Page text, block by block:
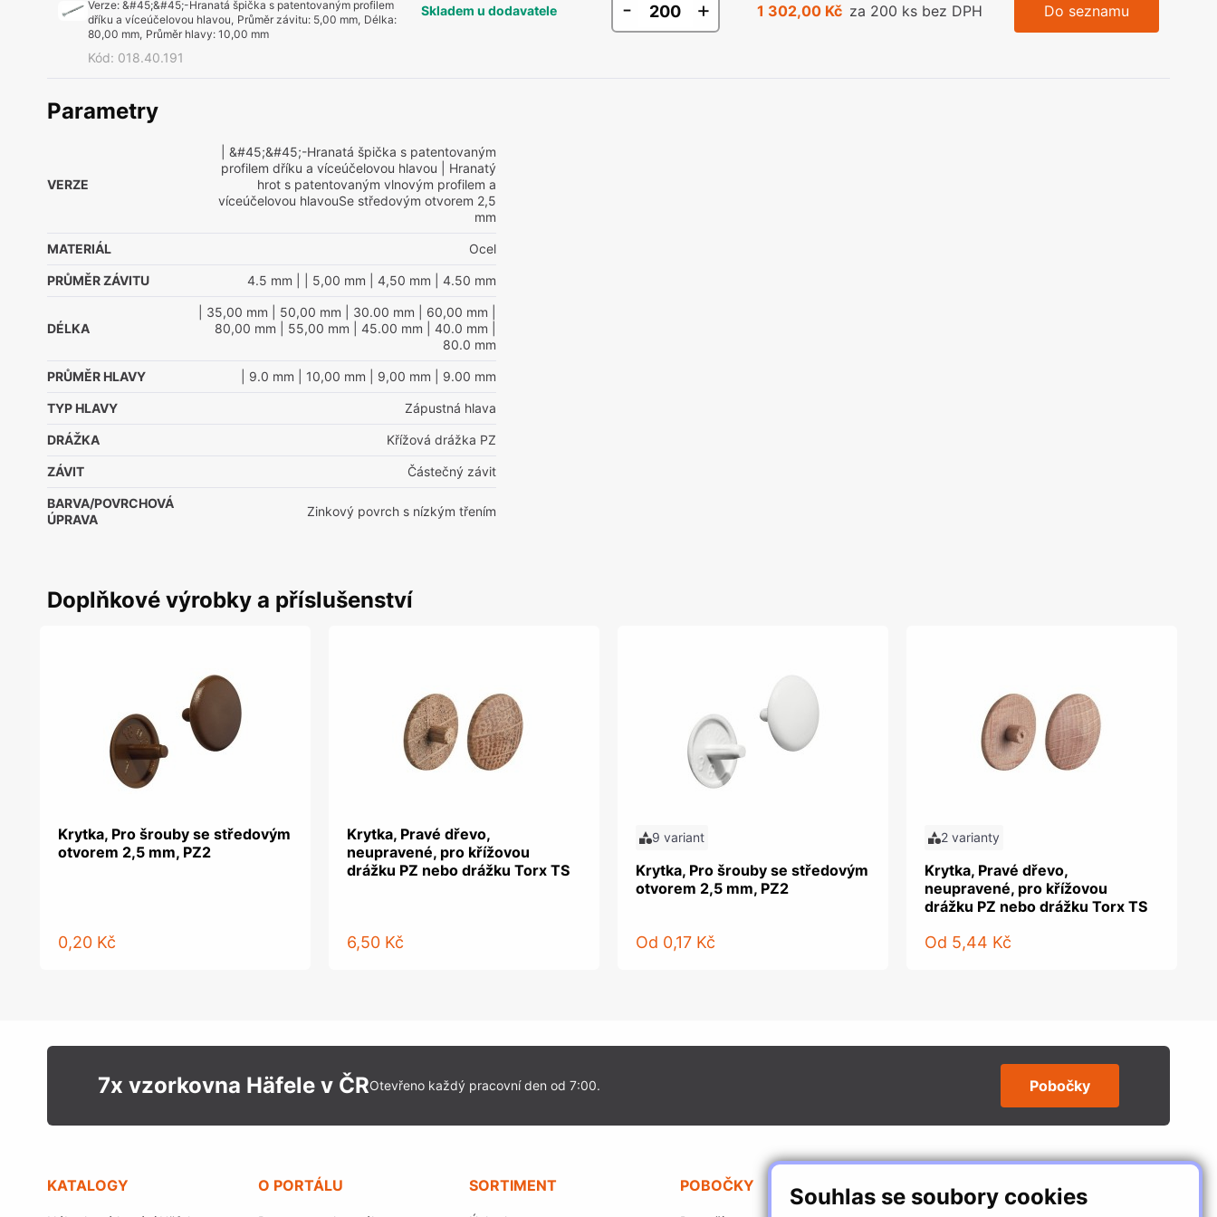
Souhlas se soubory cookies
Verze: &#45;&#45;-Hranatá špička s patentovaným profilem
dříku a víceúčelovou hlavou, Průměr závitu: 5,00 mm, Délka:
80,00 mm, Průměr hlavy: 10,00 mm
Kód: 018.40.191
Skladem u dodavatele - + 1 302,00 Kč za 200 ks bez DPH Do seznamu
Parametry
VERZE
| &#45;&#45;-Hranatá špička s patentovaným
profilem dříku a víceúčelovou hlavou | Hranatý
hrot s patentovaným vlnovým profilem a
víceúčelovou hlavouSe středovým otvorem 2,5
mm
MATERIÁL Ocel
PRŮMĚR ZÁVITU 4.5 mm | 5,00 mm | 4,50 mm | 4.50 mm
DÉLKA
| 35,00 mm | 50,00 mm | 30.00 mm | 60,00 mm
80,00 mm | 55,00 mm | 45.00 mm | 40.0 mm
80.0 mm
PRŮMĚR HLAVY | 9.0 mm | 10,00 mm | 9,00 mm | 9.00 mm
TYP HLAVY Zápustná hlava
DRÁŽKA Křížová drážka PZ
ZÁVIT Částečný závit
BARVA/POVRCHOVÁ
ÚPRAVA
Zinkový povrch s nízkým třením
Doplňkové výrobky a příslušenství
Krytka, Pro šrouby se středovým
otvorem 2,5 mm, PZ2
0,20 Kč
Krytka, Pravé dřevo,
neupravené, pro křížovou
drážku PZ nebo drážku Torx TS
6,50 Kč
9 variant
Krytka, Pro šrouby se středovým
otvorem 2,5 mm, PZ2
Od 0,17 Kč
2 varianty
Krytka, Pravé dřevo,
neupravené, pro křížovou
drážku PZ nebo drážku Torx TS
Od 5,44 Kč
7x vzorkovna Häfele v ČROtevřeno každý pracovní den od 7:00. Pobočky
KATALOGY O PORTÁLU SORTIMENT POBOČKY SLEDUJTE NÁS